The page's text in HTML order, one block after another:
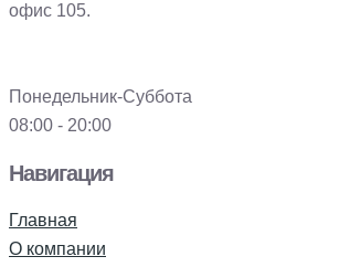
офис 105.
Понедельник-Суббота
08:00 - 20:00
Навигация
Главная
О компании